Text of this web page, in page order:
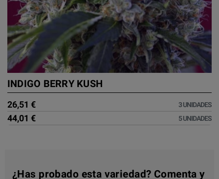
INDIGO BERRY KUSH
26,51 € 3 UNIDADES
44,01 € 5 UNIDADES
¿Has probado esta variedad? Comenta y